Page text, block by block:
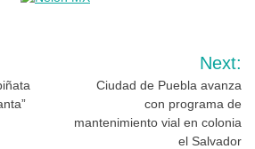
Next:
Ciudad de Puebla avanza
con programa de
mantenimiento vial en colonia
el Salvador